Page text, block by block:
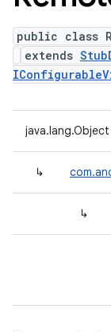
public class
extends
java.lang.Object
↳
↳